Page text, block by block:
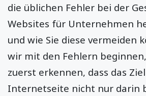
die üblichen Fehler bei der
Websites für Unternehmen
und wie Sie diese vermeiden
wir mit den Fehlern
zuerst erkennen, dass das
Internetseite nicht nur darin